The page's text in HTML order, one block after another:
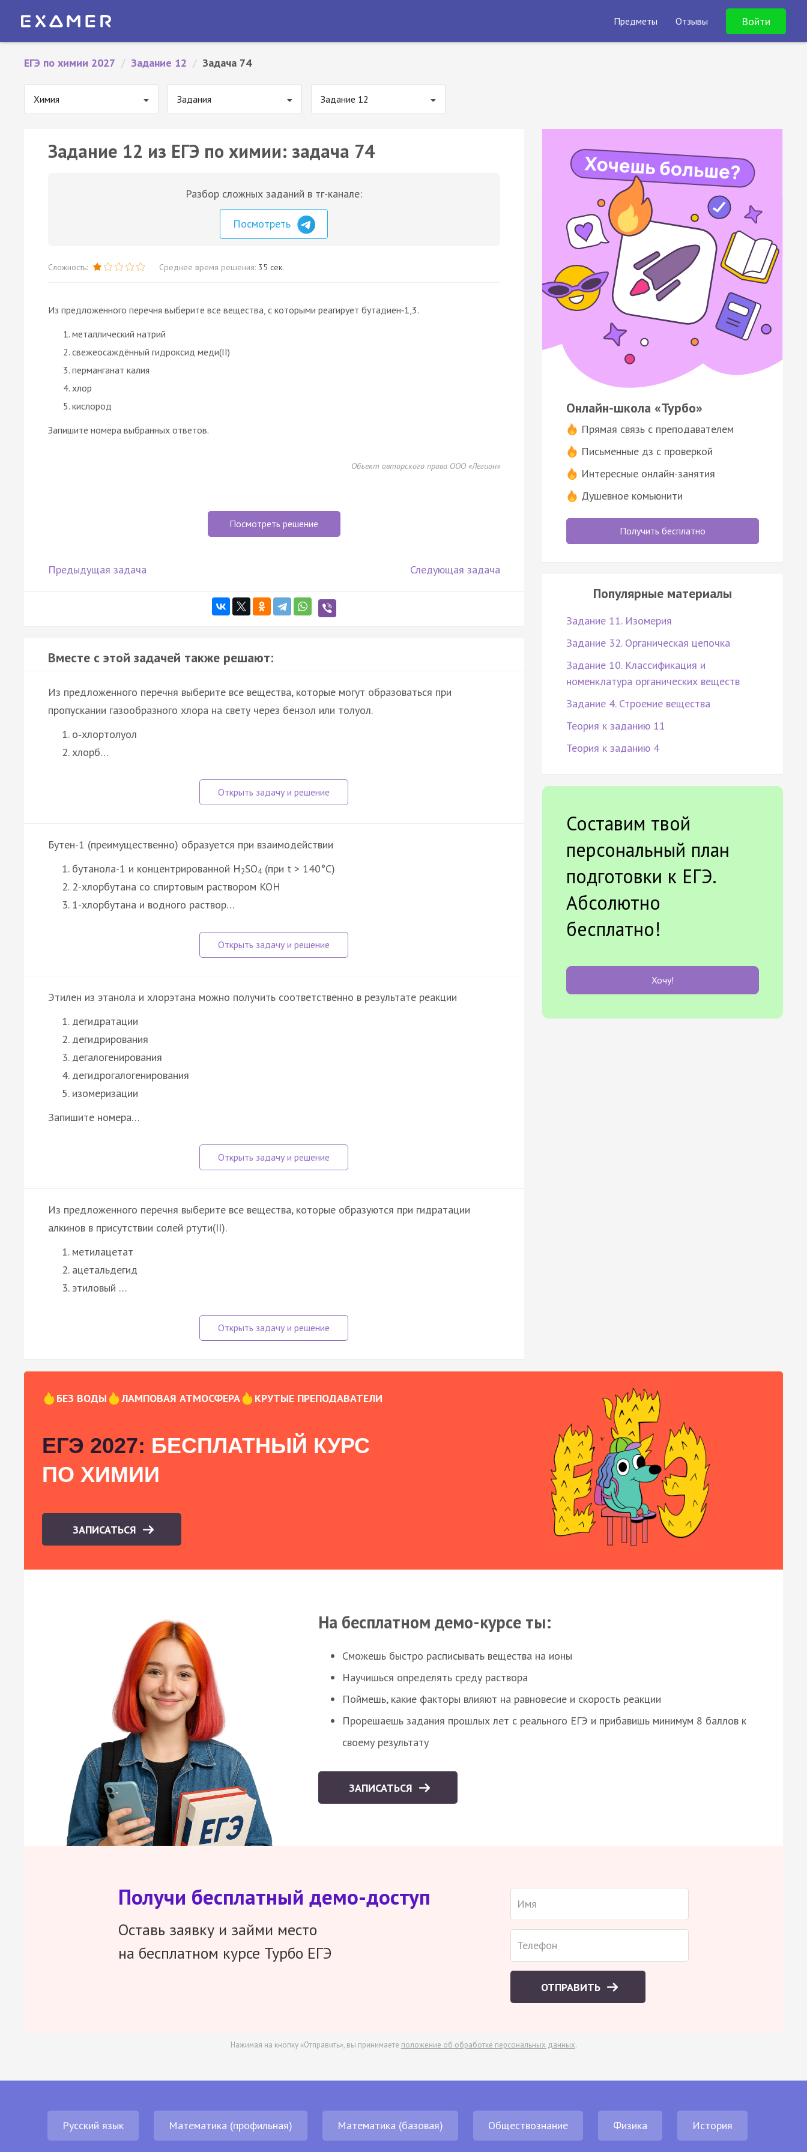
Предметы Отзывы Войти
ЕГЭ по химии 2027 / Задание 12 / Задача 74
Химия Задания Задание 12
Задание 12 из ЕГЭ по химии: задача 74
Разбор сложных заданий в тг-канале:
Посмотреть
Сложность: Среднее время решения: 35 сек.
Из предложенного перечня выберите все вещества, с которыми реагирует бутадиен‑1,3.
металлический натрий
свежеосаждённый гидроксид меди(II)
перманганат калия
хлор
кислород
Запишите номера выбранных ответов.
Объект авторского права ООО «Легион»
Посмотреть решение
Предыдущая задача Следующая задача
Вместе с этой задачей также решают:
Из предложенного перечня выберите все вещества, которые могут образоваться при
пропускании газообразного хлора на свету через бензол или толуол.
о‑хлортолуол
хлорб…
Бутен-1 (преимущественно) образуется при взаимодействии
бутанола-1 и концентрированной H2SO4(при t > 140°C)
2-хлорбутана со спиртовым раствором KOH
1-хлорбутана и водного раствор…
Этилен из этанола и хлорэтана можно получить соответственно в результате реакции
дегидратации
дегидрирования
дегалогенирования
дегидрогалогенирования
изомеризации
Запишите номера…
Из предложенного перечня выберите все вещества, которые образуются при гидратации
алкинов в присутствии солей ртути(II).
метилацетат
ацетальдегид
этиловый …
Онлайн-школа «Турбо»
Прямая связь с преподавателем
Письменные дз с проверкой
Интересные онлайн-занятия
Душевное комьюнити
Получить бесплатно
Популярные материалы
Задание 11. Изомерия
Задание 32. Органическая цепочка
Задание 10. Классификация и
номенклатура органических веществ
Задание 4. Строение вещества
Теория к заданию 11
Теория к заданию 4
Составим твой
персональный план
подготовки к ЕГЭ.
Абсолютно
бесплатно!
Хочу!
БЕЗ ВОДЫ ЛАМПОВАЯ АТМОСФЕРА КРУТЫЕ ПРЕПОДАВАТЕЛИ
ЕГЭ 2027: БЕСПЛАТНЫЙ КУРС
ПО ХИМИИ
ЗАПИСАТЬСЯ
На бесплатном демо-курсе ты:
Сможешь быстро расписывать вещества на ионы
Научишься определять среду раствора
Поймешь, какие факторы влияют на равновесие и скорость реакции
Прорешаешь задания прошлых лет с реального ЕГЭ и прибавишь минимум 8 баллов к
своему результату
ЗАПИСАТЬСЯ
Получи бесплатный демо-доступ
Оставь заявку и займи место
на бесплатном курсе Турбо ЕГЭ
ОТПРАВИТЬ
Нажимая на кнопку «Отправить», вы принимаете положение об обработке персональных данных.
Русский язык Математика (профильная) Математика (базовая) Обществознание Физика История